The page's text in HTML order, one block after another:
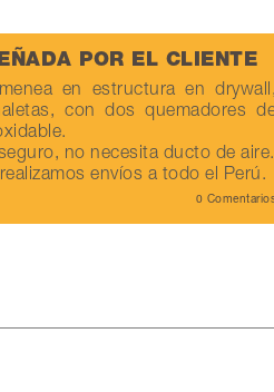
POR EL CLIENTE
en estructura en
con dos quemadores
no necesita ducto de aire.
envíos a todo el Perú.
0